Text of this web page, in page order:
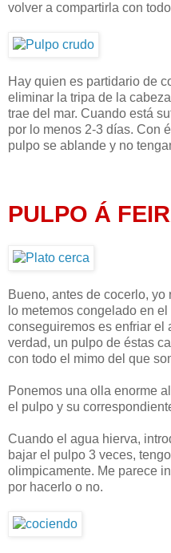
volver a compartirla con
Hay quien es partidario de
eliminar la tripa de la
trae del mar. Cuando está
por lo menos 2-3 días. Con
pulpo se ablande y no
PULPO Á
Bueno, antes de cocerlo,
lo metemos congelado en
conseguiremos es enfriar el
verdad, un pulpo de éstas
con todo el mimo del que
Ponemos una olla enorme
el pulpo y su
Cuando el agua hierva,
bajar el pulpo 3 veces,
olimpicamente. Me parece
por hacerlo o no.